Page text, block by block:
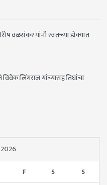
वळसंकर यांनी स्वतःच्या डोक्यात
लिंगराज यांच्यासह तिघांचा
F S S